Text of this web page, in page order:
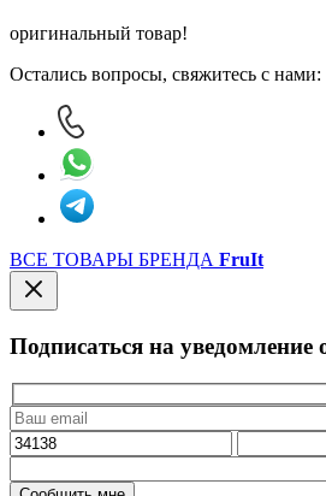
оригинальный товар!
Остались вопросы, свяжитесь с нами:
ВСЕ ТОВАРЫ БРЕНДА FruIt
Подписаться на уведомление